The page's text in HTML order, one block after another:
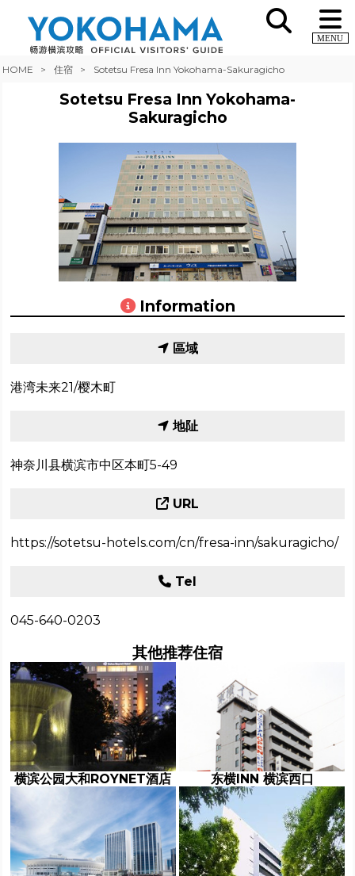
MENU
HOME 住宿 Sotetsu Fresa Inn Yokohama-Sakuragicho
Sotetsu Fresa Inn Yokohama-
Sakuragicho
Information
區域
港湾未来21/樱木町
地阯
神奈川县横滨市中区本町5-49
URL
https://sotetsu-hotels.com/cn/fresa-inn/sakuragicho/
Tel
045-640-0203
其他推荐住宿
横滨公园大和ROYNET酒店 东横INN 横滨西口